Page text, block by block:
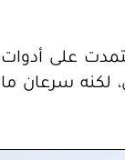
على أدوات
لكنه سرعان ما